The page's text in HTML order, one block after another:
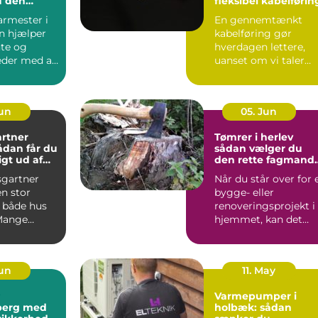
i
hjælper
og
med alt
En gennemtænkt
kabelføring gør
hverdagen lettere,
uanset om vi taler
fødevareindustrie...
ud af
stor
hus
05. Jun
Tømrer i herlev
sådan vælger du
den rette fagmand
Når du står over for
bygge- eller
renoveringsprojekt i
hjemmet, kan det
hvor ...
med
11. May
Varmepumper i
holbæk: sådan